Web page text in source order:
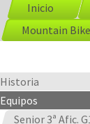
Inicio
Mountain Bike
Historia
Equipos
Senior 3ª Afic.